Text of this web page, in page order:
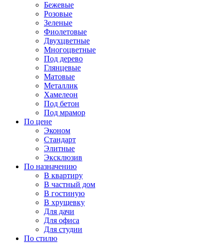
Бежевые
Розовые
Зеленые
Фиолетовые
Двухцветные
Многоцветные
Под дерево
Глянцевые
Матовые
Металлик
Хамелеон
Под бетон
Под мрамор
По цене
Эконом
Стандарт
Элитные
Эксклюзив
По назначению
В квартиру
В частный дом
В гостиную
В хрущевку
Для дачи
Для офиса
Для студии
По стилю